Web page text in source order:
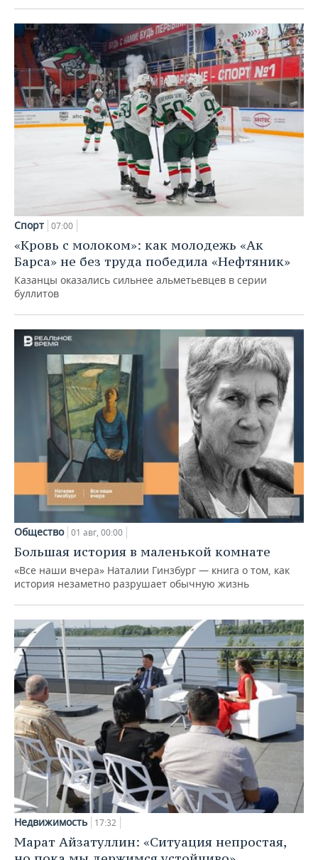
Спорт 07:00
«Кровь с молоком»: как молодежь «Ак
Барса» не без труда победила «Нефтяник»
Казанцы оказались сильнее альметьевцев в серии
буллитов
Общество 01 авг, 00:00
Большая история в маленькой комнате
«Все наши вчера» Наталии Гинзбург — книга о том, как
история незаметно разрушает обычную жизнь
Недвижимость 17:32
Марат Айзатуллин: «Ситуация непростая,